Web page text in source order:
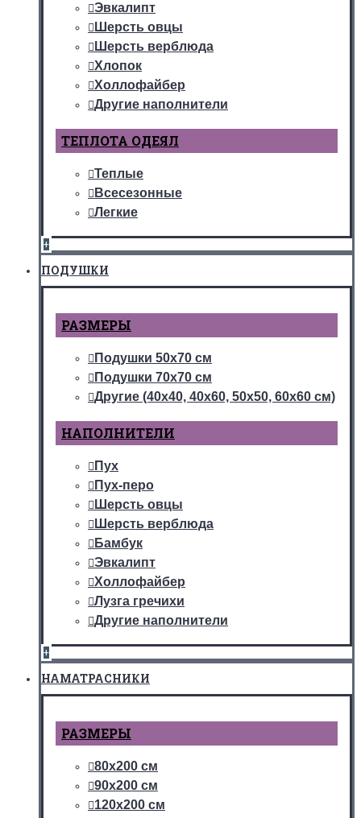
Эвкалипт
Шерсть овцы
Шерсть верблюда
Хлопок
Холлофайбер
Другие наполнители
ТЕПЛОТА ОДЕЯЛ
Теплые
Всесезонные
Легкие
+
ПОДУШКИ
РАЗМЕРЫ
Подушки 50х70 см
Подушки 70х70 см
Другие (40х40, 40х60, 50х50, 60х60 см)
НАПОЛНИТЕЛИ
Пух
Пух-перо
Шерсть овцы
Шерсть верблюда
Бамбук
Эвкалипт
Холлофайбер
Лузга гречихи
Другие наполнители
+
НАМАТРАСНИКИ
РАЗМЕРЫ
80х200 см
90х200 см
120х200 см